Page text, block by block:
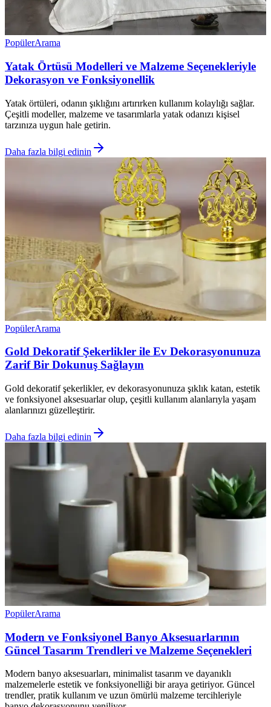
PopülerArama
Yatak Örtüsü Modelleri ve Malzeme Seçenekleriyle
Dekorasyon ve Fonksiyonellik
Yatak örtüleri, odanın şıklığını artırırken kullanım kolaylığı sağlar.
Çeşitli modeller, malzeme ve tasarımlarla yatak odanızı kişisel
tarzınıza uygun hale getirin.
Daha fazla bilgi edinin
PopülerArama
Gold Dekoratif Şekerlikler ile Ev Dekorasyonunuza
Zarif Bir Dokunuş Sağlayın
Gold dekoratif şekerlikler, ev dekorasyonunuza şıklık katan, estetik
ve fonksiyonel aksesuarlar olup, çeşitli kullanım alanlarıyla yaşam
alanlarınızı güzelleştirir.
Daha fazla bilgi edinin
PopülerArama
Modern ve Fonksiyonel Banyo Aksesuarlarının
Güncel Tasarım Trendleri ve Malzeme Seçenekleri
Modern banyo aksesuarları, minimalist tasarım ve dayanıklı
malzemelerle estetik ve fonksiyonelliği bir araya getiriyor. Güncel
trendler, pratik kullanım ve uzun ömürlü malzeme tercihleriyle